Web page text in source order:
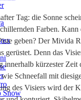
Tag: die Sonne
Farben. Kann
geben? Der Mivida
gerüstet. Denn das
innerhalb kürzester Zeit
wie Schneefall mit
des Visiers wird der
Snow